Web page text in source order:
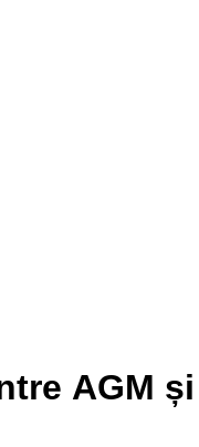
AGM